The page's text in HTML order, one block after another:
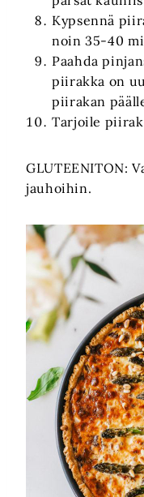
Kypsennä
noin 35-40
Paahda
piirakka on
piirakan
Tarjoile
GLUTEENITON:
jauhoihin.